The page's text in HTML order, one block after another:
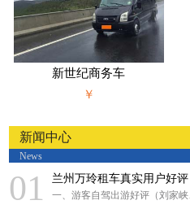
新世纪商务车
￥
新闻中心
News
01 兰州万玲租车真实用户好评